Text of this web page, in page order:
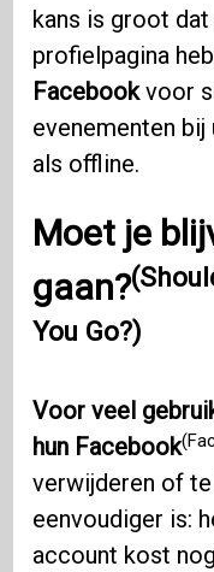
kans is groot
profielpagina
Facebookvoor
evenementen
als offline.
Moet je
gaan?
You Go?)
Voor veel
hun Facebook
verwijderen of
eenvoudiger is:
account kost